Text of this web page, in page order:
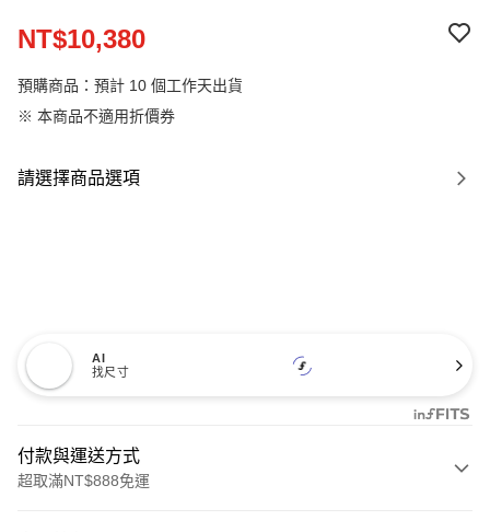
NT$10,380
預購商品：預計 10 個工作天出貨
※ 本商品不適用折價券
請選擇商品選項
AI
找尺寸
付款與運送方式
超取滿NT$888免運